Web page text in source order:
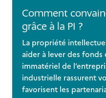
Comment
grâce à la PI ?
La propriété
aider à lever des
immatériel de
industrielle rassurent
favorisent les